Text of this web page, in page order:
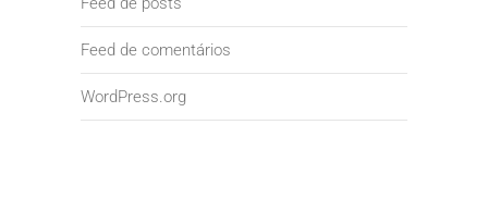
Feed de comentários
WordPress.org